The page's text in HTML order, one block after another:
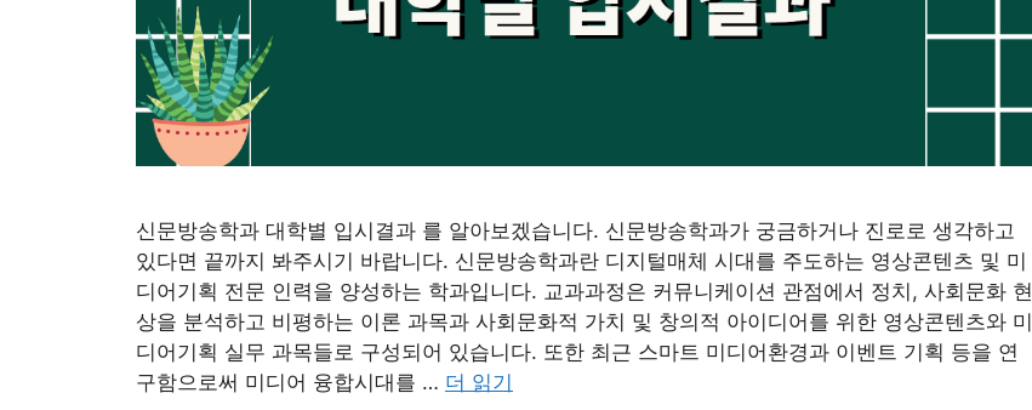
신문방송학과 대학별 입시결과 를 알아보겠습니다. 신문방송학과가 궁금하거나 진로로 생각하고
있다면 끝까지 봐주시기 바랍니다. 신문방송학과란 디지털매체 시대를 주도하는 영상콘텐츠 및 미
디어기획 전문 인력을 양성하는 학과입니다. 교과과정은 커뮤니케이션 관점에서 정치, 사회문화 현
상을 분석하고 비평하는 이론 과목과 사회문화적 가치 및 창의적 아이디어를 위한 영상콘텐츠와 미
디어기획 실무 과목들로 구성되어 있습니다. 또한 최근 스마트 미디어환경과 이벤트 기획 등을 연
구함으로써 미디어 융합시대를 … 더 읽기